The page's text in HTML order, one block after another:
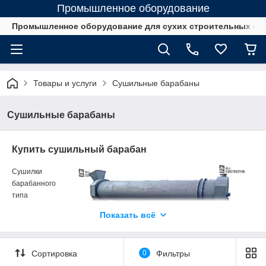
Промышленное оборудование
Промышленное оборудование для сухих строительных
Товары и услуги Сушильные барабаны
Сушильные барабаны
Купить сушильный барабан
Сушилки
барабанного
типа
промышленног
Показать всё
Сортировка 0 Фильтры